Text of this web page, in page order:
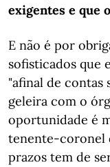
exigentes e que
E não é por
sofisticados que
"afinal de contas
geleira com o
oportunidade é
tenente-coronel
prazos tem de